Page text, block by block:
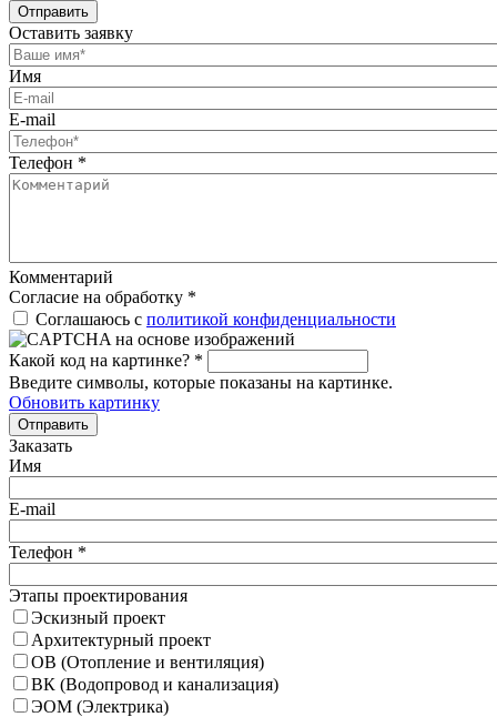
Отправить
Оставить заявку
Имя
E-mail
Телефон *
Комментарий
Согласие на обработку *
Соглашаюсь с политикой конфиденциальности
Какой код на картинке? *
Введите символы, которые показаны на картинке.
Обновить картинку
Отправить
Заказать
Имя
E-mail
Телефон *
Этапы проектирования
Эскизный проект
Архитектурный проект
ОВ (Отопление и вентиляция)
ВК (Водопровод и канализация)
ЭОМ (Электрика)